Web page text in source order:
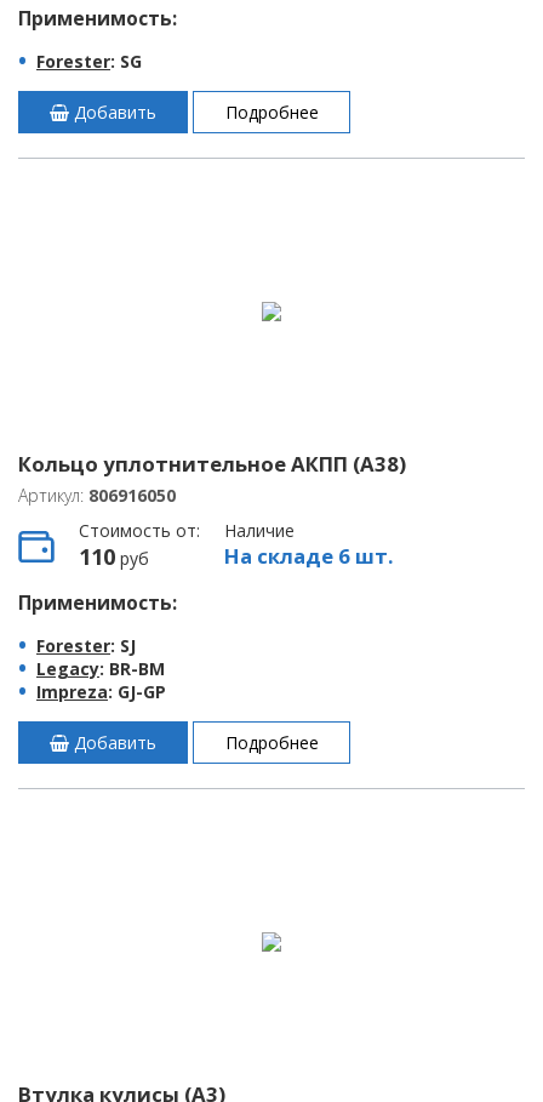
Применимость:
Forester: SG
Добавить Подробнее
Кольцо уплотнительное АКПП (A38)
Артикул: 806916050
Стоимость от:
110 руб
Наличие
На складе 6 шт.
Применимость:
Forester: SJ
Legacy: BR-BM
Impreza: GJ-GP
Добавить Подробнее
Втулка кулисы (A3)